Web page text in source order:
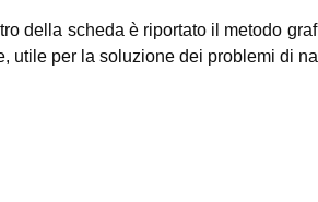
della scheda è riportato il metodo
utile per la soluzione dei problemi di